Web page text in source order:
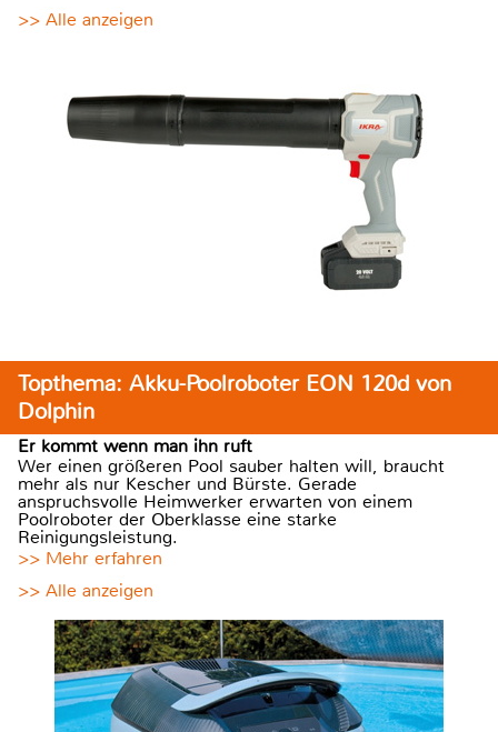
>> Alle anzeigen
Topthema: Akku-Poolroboter EON 120d von
Dolphin
Er kommt wenn man ihn ruft
Wer einen größeren Pool sauber halten will, braucht
mehr als nur Kescher und Bürste. Gerade
anspruchsvolle Heimwerker erwarten von einem
Poolroboter der Oberklasse eine starke
Reinigungsleistung.
>> Mehr erfahren
>> Alle anzeigen